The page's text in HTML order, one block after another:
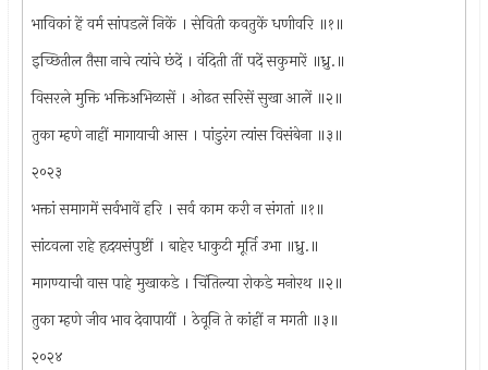
भाविकां हें वर्म सांपडलें निकें । सेविती कवतुकें धणीवरि ॥१॥
इच्छितील तैसा नाचे त्यांचे छंदें । वंदिती तीं पदें सकुमारें ॥ध्रु.॥
विसरले मुक्ति भक्तिअभिळासें । ओढत सरिसें सुखा आलें ॥२॥
तुका म्हणे नाहीं मागायाची आस । पांडुरंग त्यांस विसंबेना ॥३॥
२०२३
भक्तां समागमें सर्वभावें हरि । सर्व काम करी न संगतां ॥१॥
सांटवला राहे हृदयसंपुष्टीं । बाहेर धाकुटी मूर्ति उभा ॥ध्रु.॥
मागण्याची वास पाहे मुखाकडे । चिंतिल्या रोकडे मनोरथ ॥२॥
तुका म्हणे जीव भाव देवापायीं । ठेवूनि ते कांहीं न मगती ॥३॥
२०२४